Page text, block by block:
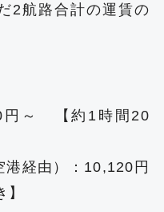
2航路合計の運賃の
円～ 【約1時間20
港経由）：10,120‬円